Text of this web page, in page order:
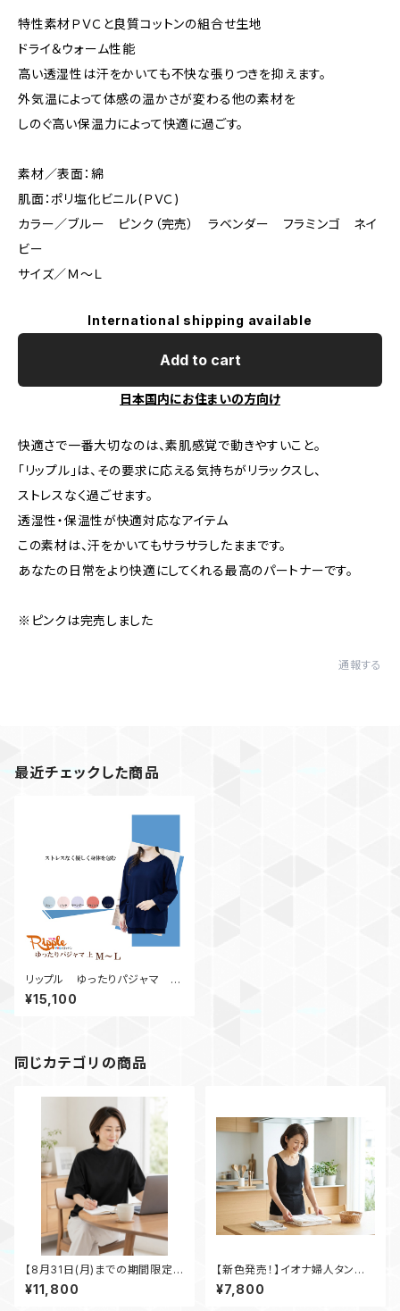
特性素材ＰＶＣと良質コットンの組合せ生地
ドライ＆ウォーム性能
高い透湿性は汗をかいても不快な張りつきを抑えます。
外気温によって体感の温かさが変わる他の素材を
しのぐ高い保温力によって快適に過ごす。
素材／表面：綿
肌面：ポリ塩化ビニル(ＰＶＣ)
カラー／ブルー ピンク（完売） ラベンダー フラミンゴ ネイ
ビー
サイズ／Ｍ～Ｌ
International shipping available
Add to cart
日本国内にお住まいの方向け
快適さで一番大切なのは、素肌感覚で動きやすいこと。
「リップル」は、その要求に応える気持ちがリラックスし、
ストレスなく過ごせます。
透湿性・保温性が快適対応なアイテム
この素材は、汗をかいてもサラサラしたままです。
あなたの日常をより快適にしてくれる最高のパートナーです。
※ピンクは完売しました
通報する
最近チェックした商品
リップル ゆったりパジャマ
上 Ｍ～Ｌ
¥15,100
同じカテゴリの商品
【8月31日(月)までの期間限定
商品】スタンドネックシャツ 黒
¥11,800
【新色発売！】イオナ婦人タンクト
ップ 黒
¥7,800